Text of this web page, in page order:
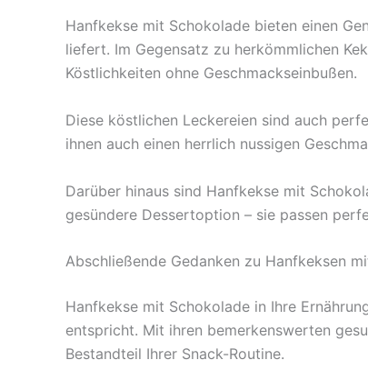
Hanfkekse mit Schokolade bieten einen
liefert. Im Gegensatz zu herkömmlichen
Köstlichkeiten ohne Geschmackseinbußen.
Diese köstlichen Leckereien sind auch
ihnen auch einen herrlich nussigen
Darüber hinaus sind Hanfkekse mit
gesündere Dessertoption – sie passen
Abschließende Gedanken zu Hanfkeksen
Hanfkekse mit Schokolade in Ihre
entspricht. Mit ihren bemerkenswerten
Bestandteil Ihrer Snack-Routine.